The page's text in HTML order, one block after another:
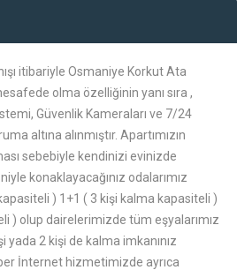
itibariyle Osmaniye Korkut Ata
olma özelliğinin yanı sıra ,
Güvenlik Kameraları ve 7/24
altına alınmıştır. Apartımızın
sebebiyle kendinizi evinizde
konaklayacağınız odalarımız
) 1+1 ( 3 kişi kalma kapasiteli )
) olup dairelerimizde tüm eşyalarımız
2 kişi de kalma imkanınız
İnternet hizmetimizde ayrıca